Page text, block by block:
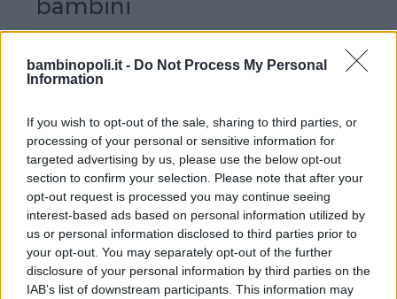
bambinopoli.it - Do Not Process My Personal
Information
If you wish to opt-out of the sale, sharing to third parties, or
processing of your personal or sensitive information for
targeted advertising by us, please use the below opt-out
section to confirm your selection. Please note that after your
opt-out request is processed you may continue seeing
interest-based ads based on personal information utilized by
us or personal information disclosed to third parties prior to
your opt-out. You may separately opt-out of the further
disclosure of your personal information by third parties on the
IAB’s list of downstream participants. This information may
bambini
Nei primi anni di vita, le vie aeree dei
bambini sono molto più strette rispetto
di masticare correttamente e coordinare
deglutizione e respirazione non è ancora
del tutto sviluppata.Basta un boccone
della forma sbagliataper ostruire
completamente la trachea.
Continua a leggere dopo la pubblicità